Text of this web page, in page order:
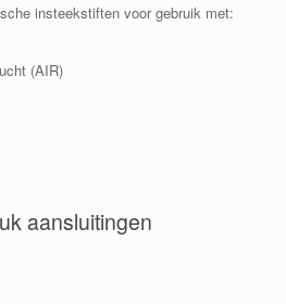
insteekstiften voor gebruik met:
(AIR)
aansluitingen